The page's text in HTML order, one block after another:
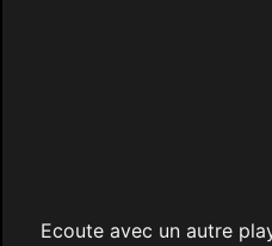
Ecoute avec un autre